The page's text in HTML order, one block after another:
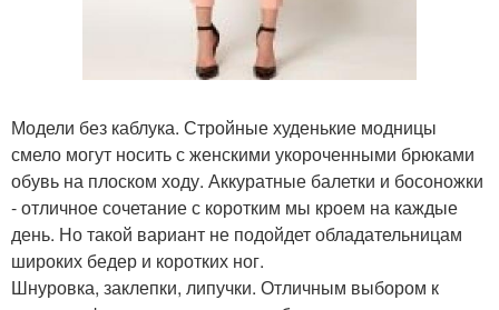
Модели без каблука. Стройные худенькие модницы
смело могут носить с женскими укороченными брюками
обувь на плоском ходу. Аккуратные балетки и босоножки
- отличное сочетание с коротким мы кроем на каждые
день. Но такой вариант не подойдет обладательницам
широких бедер и коротких ног.
Шнуровка, заклепки, липучки. Отличным выбором к